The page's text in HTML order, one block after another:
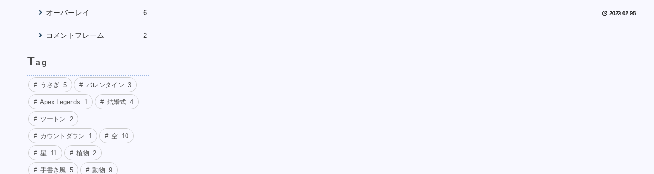
2023.01.05
2023.01.05
2022.12.25
2022.12.23
2022.12.23
オーバーレイ 6
コメントフレーム 2
Tag
うさぎ 5 バレンタイン 3
Apex Legends 1 結婚式 4
ツートン 2
カウントダウン 1 空 10
星 11 植物 2
手書き風 5 動物 9